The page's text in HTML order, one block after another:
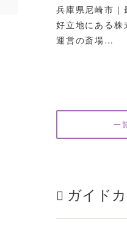
兵庫県尼崎市
好立地にある株
運営の斎場…
一
ガイド